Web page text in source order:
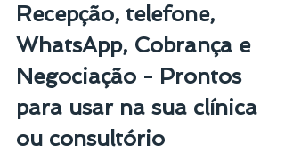
Recepção, telefone,
WhatsApp, Cobrança e
Negociação - Prontos
para usar na sua clínica
ou consultório